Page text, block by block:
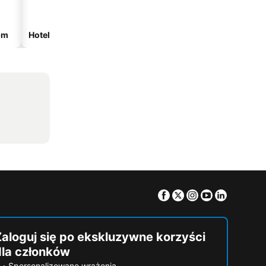
Hotele ze spa
Facebook
TwitterInstagram
Youtube
się po ekskluzywne korzyści
członków